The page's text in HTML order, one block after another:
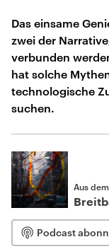
Das einsame
zwei der
verbunden
hat solche
technologische
suchen.
Aus
Podcast